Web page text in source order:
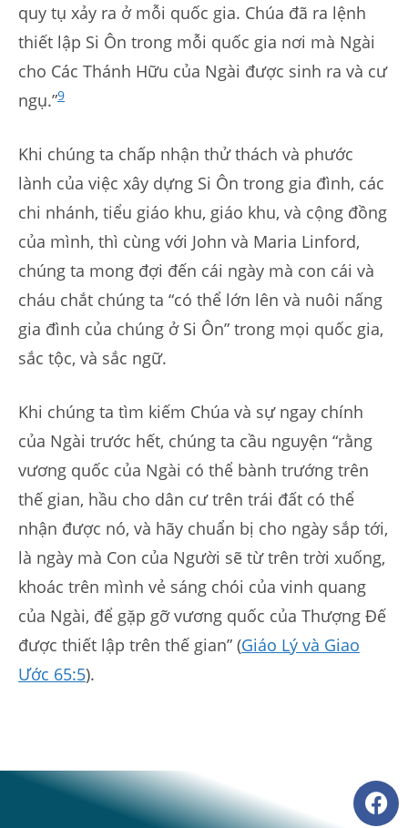
quy tụ xảy ra ở mỗi quốc gia. Chúa đã ra lệnh
thiết lập Si Ôn trong mỗi quốc gia nơi mà Ngài
cho Các Thánh Hữu của Ngài được sinh ra và cư
ngụ.”9
Khi chúng ta chấp nhận thử thách và phước
lành của việc xây dựng Si Ôn trong gia đình, các
chi nhánh, tiểu giáo khu, giáo khu, và cộng đồng
của mình, thì cùng với John và Maria Linford,
chúng ta mong đợi đến cái ngày mà con cái và
cháu chắt chúng ta “có thể lớn lên và nuôi nấng
gia đình của chúng ở Si Ôn” trong mọi quốc gia,
sắc tộc, và sắc ngữ.
Khi chúng ta tìm kiếm Chúa và sự ngay chính
của Ngài trước hết, chúng ta cầu nguyện “rằng
vương quốc của Ngài có thể bành trướng trên
thế gian, hầu cho dân cư trên trái đất có thể
nhận được nó, và hãy chuẩn bị cho ngày sắp tới,
là ngày mà Con của Người sẽ từ trên trời xuống,
khoác trên mình vẻ sáng chói của vinh quang
của Ngài, để gặp gỡ vương quốc của Thượng Đế
được thiết lập trên thế gian” (Giáo Lý và Giao
Ước 65:5).